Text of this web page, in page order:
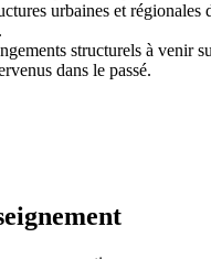
urbaines et régionales
structurels à venir
dans le passé.